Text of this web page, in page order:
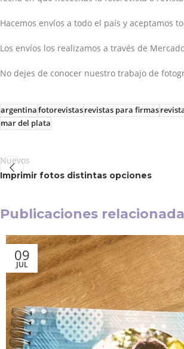
Hacemos envíos a todo el país y aceptamos
Los envíos los realizamos a través de
No dejes de conocer nuestro trabajo de
argentinafotorevistasrevistas para firmas
mar del plata
Nuevos
Imprimir fotos distintas opciones
Publicaciones
09
JUL